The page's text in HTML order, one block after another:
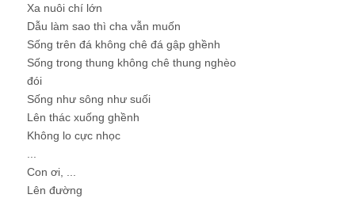
Xa nuôi chí lớn
Dẫu làm sao thì cha vẫn muốn
Sống trên đá không chê đá gập ghềnh
Sống trong thung không chê thung nghèo
đói
Sống như sông như suối
Lên thác xuống ghềnh
Không lo cực nhọc
Con ơi, ...
Lên đường